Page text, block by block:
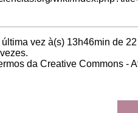
vez à(s) 13h46min de
da Creative Commons -